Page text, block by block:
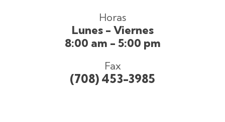
Horas
Lunes - Viernes
8:00 am - 5:00 pm
Fax
(708) 453-3985